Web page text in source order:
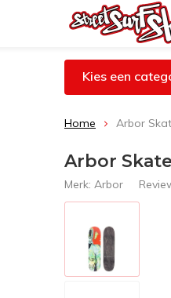
Kies een
Home Arbor
Arbor
Merk: Arbor